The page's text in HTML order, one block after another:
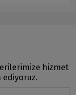
hizmet
ediyoruz.